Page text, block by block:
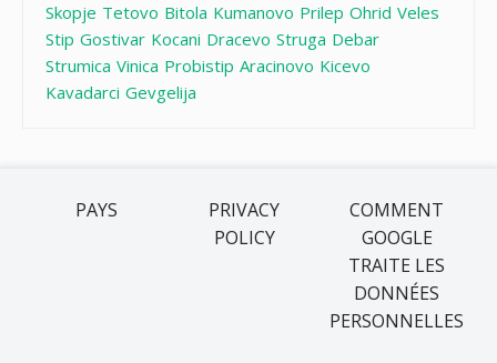
Skopje Tetovo Bitola Kumanovo Prilep Ohrid Veles
Stip Gostivar Kocani Dracevo Struga Debar
Strumica Vinica Probistip Aracinovo Kicevo
Kavadarci Gevgelija
PAYS
PRIVACY
POLICY
COMMENT
GOOGLE
TRAITE LES
DONNÉES
PERSONNELLES